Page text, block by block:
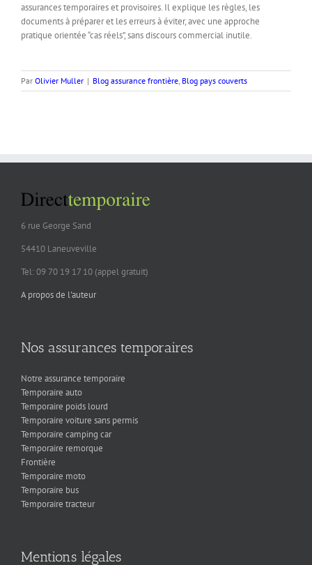
assurances temporaires et provisoires. Il explique les règles, les
documents à préparer et les erreurs à éviter, avec une approche
pratique orientée “cas réels”, sans discours commercial inutile.
Par Olivier Muller | Blog assurance frontière Blog pays couverts
6 rue George Sand
54410 Laneuveville
Tel: 09 70 19 17 10 (appel gratuit)
A propos de l'auteur
Nos assurances temporaires
Notre assurance temporaire
Temporaire auto
Temporaire poids lourd
Temporaire voiture sans permis
Temporaire camping car
Temporaire remorque
Frontière
Temporaire moto
Temporaire bus
Temporaire tracteur
Mentions légales